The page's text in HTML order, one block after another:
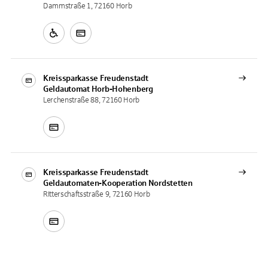
Dammstraße 1, 72160 Horb
Kreissparkasse Freudenstadt
Geldautomat Horb-Hohenberg
Lerchenstraße 88, 72160 Horb
Kreissparkasse Freudenstadt
Geldautomaten-Kooperation Nordstetten
Ritterschaftsstraße 9, 72160 Horb